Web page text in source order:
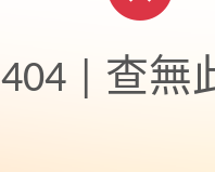
404 | 查無